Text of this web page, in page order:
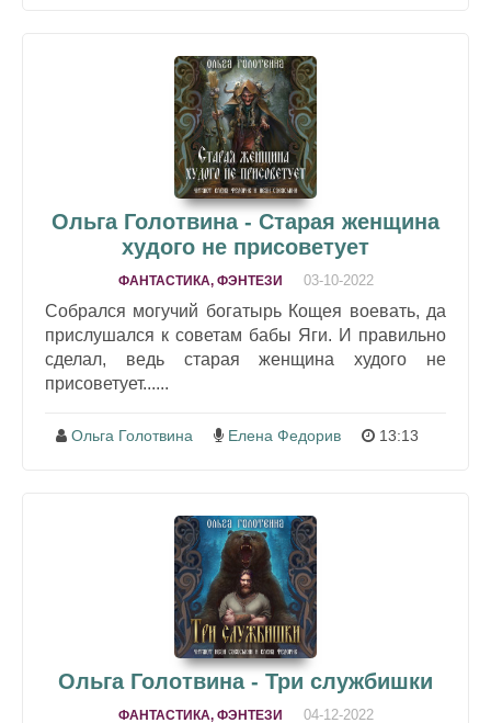
Ольга Голотвина - Старая женщина
худого не присоветует
ФАНТАСТИКА, ФЭНТЕЗИ 03-10-2022
Собрался могучий богатырь Кощея воевать, да
прислушался к советам бабы Яги. И правильно
сделал, ведь старая женщина худого не
присоветует......
Ольга Голотвина Елена Федорив 13:13
Ольга Голотвина - Три службишки
ФАНТАСТИКА, ФЭНТЕЗИ 04-12-2022